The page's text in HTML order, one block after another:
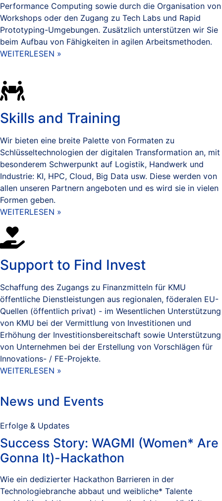
Performance Computing sowie durch die Organisation von
Workshops oder den Zugang zu Tech Labs und Rapid
Prototyping-Umgebungen. Zusätzlich unterstützen wir Sie
beim Aufbau von Fähigkeiten in agilen Arbeitsmethoden.
WEITERLESEN »
Skills and Training
Wir bieten eine breite Palette von Formaten zu
Schlüsseltechnologien der digitalen Transformation an, mit
besonderem Schwerpunkt auf Logistik, Handwerk und
Industrie: KI, HPC, Cloud, Big Data usw. Diese werden von
allen unseren Partnern angeboten und es wird sie in vielen
Formen geben.
WEITERLESEN »
Support to Find Invest
Schaffung des Zugangs zu Finanzmitteln für KMU
öffentliche Dienstleistungen aus regionalen, föderalen EU-
Quellen (öffentlich privat) - im Wesentlichen Unterstützung
von KMU bei der Vermittlung von Investitionen und
Erhöhung der Investitionsbereitschaft sowie Unterstützung
von Unternehmen bei der Erstellung von Vorschlägen für
Innovations- / FE-Projekte.
WEITERLESEN »
News und Events
Erfolge & Updates
Success Story: WAGMI (Women* Are
Gonna It)-Hackathon
Wie ein dedizierter Hackathon Barrieren in der
Technologiebranche abbaut und weibliche* Talente